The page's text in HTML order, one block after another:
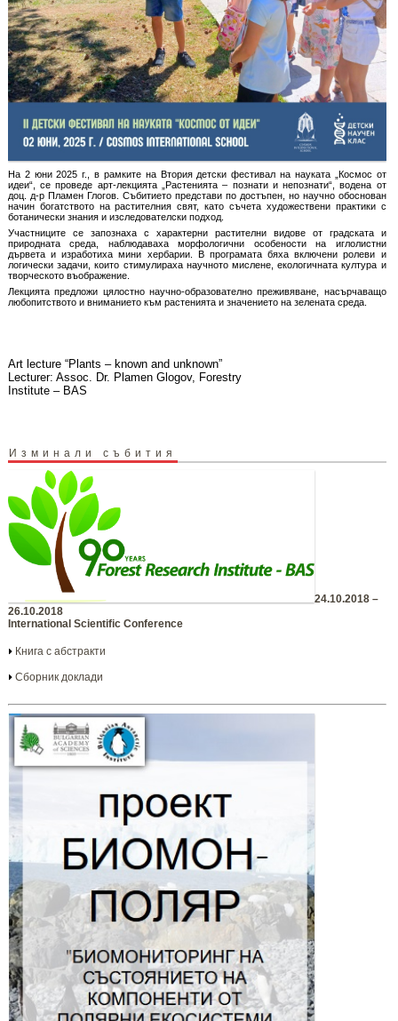
На 2 юни 2025 г., в рамките на Втория детски фестивал на науката „Космос от
идеи“, се проведе арт-лекцията „Растенията – познати и непознати“, водена от
доц. д-р Пламен Глогов. Събитието представи по достъпен, но научно обоснован
начин богатството на растителния свят, като съчета художествени практики с
ботанически знания и изследователски подход.
Участниците се запознаха с характерни растителни видове от градската и
природната среда, наблюдаваха морфологични особености на иглолистни
дървета и изработиха мини хербарии. В програмата бяха включени ролеви и
логически задачи, които стимулираха научното мислене, екологичната култура и
творческото въображение.
Лекцията предложи цялостно научно-образователно преживяване, насърчаващо
любопитството и вниманието към растенията и значението на зелената среда.
Art lecture “Plants – known and unknown”
Lecturer: Assoc. Dr. Plamen Glogov, Forestry
Institute – BAS
Изминали събития
24.10.2018 –
26.10.2018
International Scientific Conference
Книга с абстракти
Сборник доклади